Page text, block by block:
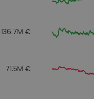
136.7M €
71.5M €